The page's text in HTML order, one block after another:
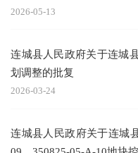
2026-05-13
连城县人民政府关于连城
划调整的批复
2026-03-24
连城县人民政府关于连城